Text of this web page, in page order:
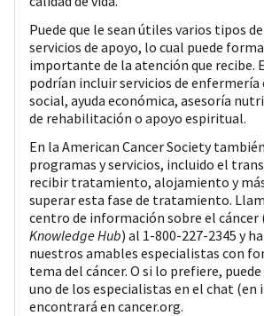
Puede que le sean útiles varios tipos
servicios de apoyo, lo cual puede
importante de la atención que recibe.
podrían incluir servicios de enfermería
social, ayuda económica, asesoría
de rehabilitación o apoyo espiritual.
En la American Cancer Society
programas y servicios, incluido el
recibir tratamiento, alojamiento y
superar esta fase de tratamiento.
centro de información sobre el cáncer
Knowledge Hub) al 1-800-227-2345 y
nuestros amables especialistas con
tema del cáncer. O si lo prefiere,
uno de los especialistas en el chat (en
encontrará en cancer.org.